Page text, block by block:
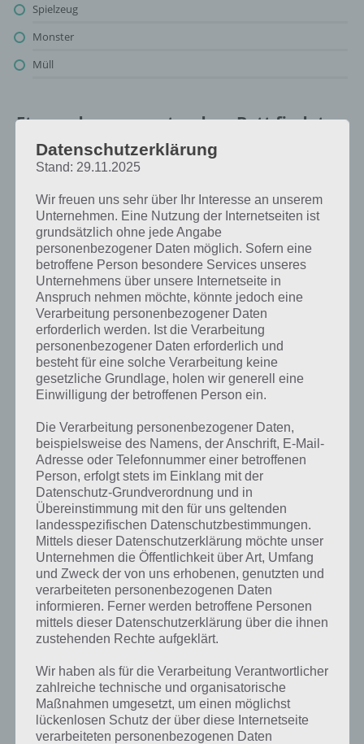
Spielzeug
Monster
Müll
Etwas, das man unter dem Bett findet:
Lösung für 94%
dem Bett findet. Da die Reihenfolge bei jedem Spieler anders ist,
können wir dir nicht das exakte Level anzeigen, weshalb du über
unsere Komplettlösung jedoch trotzdem zu jedem Sachverhalt die
entsprechenden Antworten findest!
Weitere Lösungen zu 94%
gesucht? Schaue inunsere
Komplettlösung zur App! Dort
kannst du mit der Suche
schnell die Antworten und
Lösungen der über 300 Level
finden!
Du findest Lösungen auch ohne unsere Hilfe, indem du in der App
Münzen einsetzt. Da diese jedoch begrenzt sind, hast du hier stets
die Möglichkeit alle Antworten zu finden!
Die obige Lösung stimmt leider nicht mehr?
Wenn die Lösung, die wir dir oben Etwas, das man unter dem Bett
findet vorgestellt haben, nicht mehr aktuell sein sollte oder ein Wort
in der Lösung von 94 Prozent fehlt, so teile uns die korrekten
Lösungen einfach in den Kommentaren mit. Nur so können wir stets
die aktuellen Antworten auf die zahlreichen Fragen und Sachverhalte
in der App geben. Da die Entwickler die Lösungen immer mal wieder
verändern.
Datenschutzerklärung
Stand: 29.11.2025
Wir freuen uns sehr über Ihr Interesse an unserem
Unternehmen. Eine Nutzung der Internetseiten ist
grundsätzlich ohne jede Angabe
personenbezogener Daten möglich. Sofern eine
betroffene Person besondere Services unseres
Unternehmens über unsere Internetseite in
Anspruch nehmen möchte, könnte jedoch eine
Verarbeitung personenbezogener Daten
erforderlich werden. Ist die Verarbeitung
personenbezogener Daten erforderlich und
besteht für eine solche Verarbeitung keine
gesetzliche Grundlage, holen wir generell eine
Einwilligung der betroffenen Person ein.
Die Verarbeitung personenbezogener Daten,
beispielsweise des Namens, der Anschrift, E-Mail-
Adresse oder Telefonnummer einer betroffenen
Person, erfolgt stets im Einklang mit der
Datenschutz-Grundverordnung und in
Übereinstimmung mit den für uns geltenden
landesspezifischen Datenschutzbestimmungen.
Mittels dieser Datenschutzerklärung möchte unser
Unternehmen die Öffentlichkeit über Art, Umfang
und Zweck der von uns erhobenen, genutzten und
verarbeiteten personenbezogenen Daten
informieren. Ferner werden betroffene Personen
mittels dieser Datenschutzerklärung über die ihnen
zustehenden Rechte aufgeklärt.
Wir haben als für die Verarbeitung Verantwortlicher
zahlreiche technische und organisatorische
Maßnahmen umgesetzt, um einen möglichst
lückenlosen Schutz der über diese Internetseite
verarbeiteten personenbezogenen Daten